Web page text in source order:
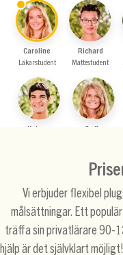
Caroline
Läkarstudent
Richard
Mattestudent
Keiwan Sofia
Vi erbjuder flexibel
målsättningar. Ett
träffa sin privatlärare 90-
hjälp är det självklart